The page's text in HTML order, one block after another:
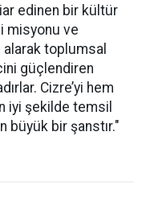
edinen bir kültür
misyonu ve
alarak toplumsal
güçlendiren
Cizre’yi hem
iyi şekilde temsil
büyük bir şanstır."